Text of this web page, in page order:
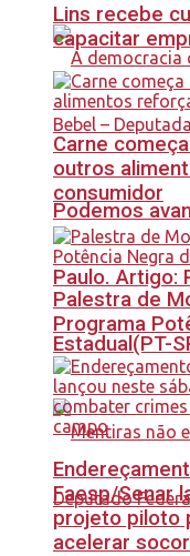
Podemos
Paulo. Artigo:
Estadual(PT-
Lins recebe
capacitar
Carne
outros
consumidor
Palestra de
Programa
Faesp/Senar
projeto piloto
acelerar